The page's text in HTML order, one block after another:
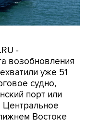
-
возобновления
уже 51
судно,
порт или
Востоке